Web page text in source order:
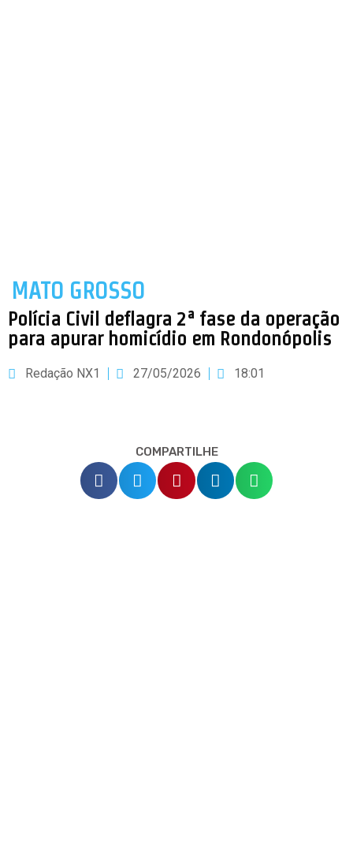
MATO GROSSO
Polícia Civil deflagra 2ª fase da operação
para apurar homicídio em Rondonópolis
Redação NX1 27/05/2026 18:01
COMPARTILHE